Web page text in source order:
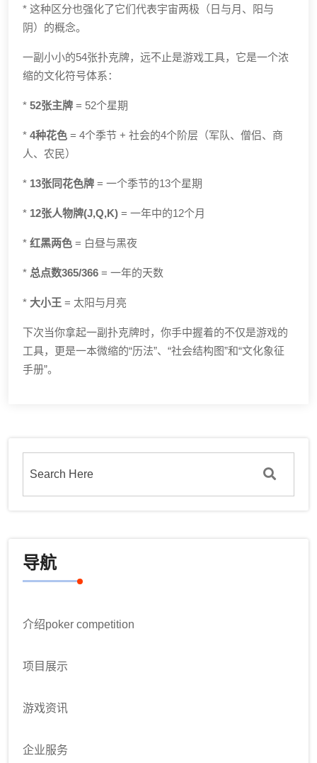
* 这种区分也强化了它们代表宇宙两极（日与月、阳与
阴）的概念。
一副小小的54张扑克牌，远不止是游戏工具，它是一个浓
缩的文化符号体系：
* 52张主牌 = 52个星期
* 4种花色 = 4个季节 + 社会的4个阶层（军队、僧侣、商
人、农民）
* 13张同花色牌 = 一个季节的13个星期
* 12张人物牌(J,Q,K) = 一年中的12个月
* 红黑两色 = 白昼与黑夜
* 总点数365/366 = 一年的天数
* 大小王 = 太阳与月亮
下次当你拿起一副扑克牌时，你手中握着的不仅是游戏的
工具，更是一本微缩的“历法”、“社会结构图”和“文化象征
手册”。
导航
介绍poker competition
项目展示
游戏资讯
企业服务